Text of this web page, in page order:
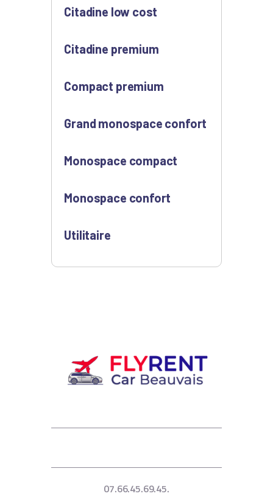
Citadine low cost
Citadine premium
Compact premium
Grand monospace confort
Monospace compact
Monospace confort
Utilitaire
07.66.45.69.45.